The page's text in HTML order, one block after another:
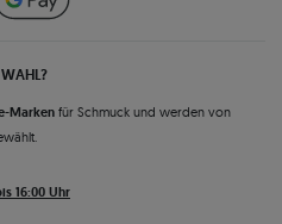
Marken für Schmuck und werden von
16:00 Uhr